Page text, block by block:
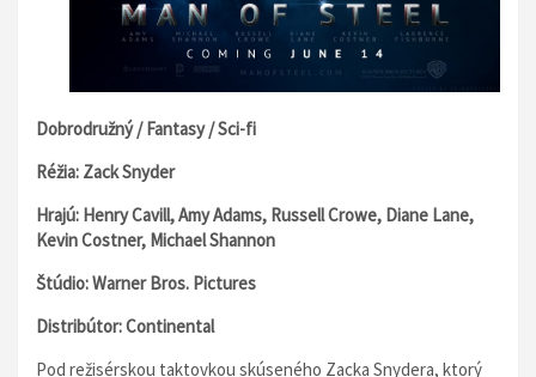
Dobrodružný / Fantasy / Sci-fi
Réžia: Zack Snyder
Hrajú: Henry Cavill, Amy Adams, Russell Crowe, Diane Lane,
Kevin Costner, Michael Shannon
Štúdio: Warner Bros. Pictures
Distribútor: Continental
Pod režisérskou taktovkou skúseného Zacka Snydera, ktorý